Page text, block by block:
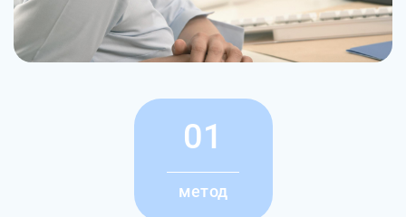
01
метод